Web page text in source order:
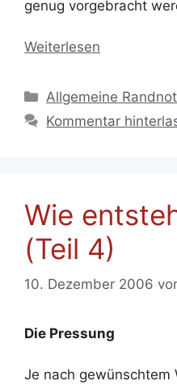
genug vorgebracht
Weiterlesen
Kategorien
Allgemeine
Kommentar
Wie
(Teil 4)
10. Dezember 2006
Die Pressung
Je nach gewünschtem